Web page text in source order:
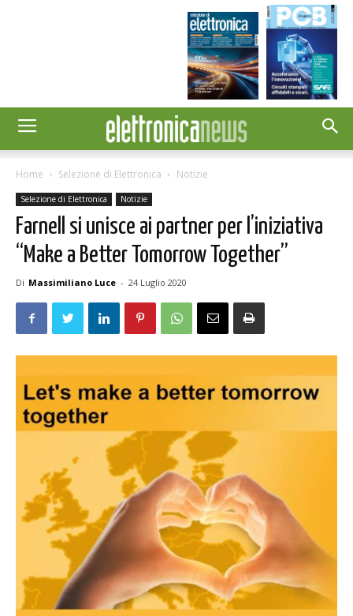
Home Selezione di Elettronica Notizie
Selezione di Elettronica Notizie
Farnell si unisce ai partner per l’iniziativa
“Make a Better Tomorrow Together”
Di Massimiliano Luce - 24 Luglio 2020